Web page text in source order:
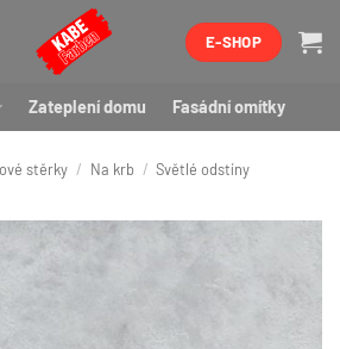
E-SHOP
Zateplení domu Fasádní omítky
stěrky / Na krb / Světlé odstíny